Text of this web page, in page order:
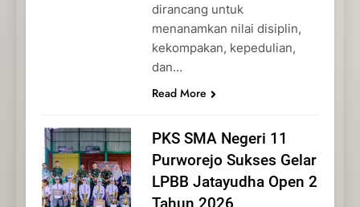
dirancang untuk
menanamkan nilai disiplin,
kekompakan, kepedulian,
dan…
Read More
PKS SMA Negeri 11
Purworejo Sukses Gelar
LPBB Jatayudha Open 2
Tahun 2026